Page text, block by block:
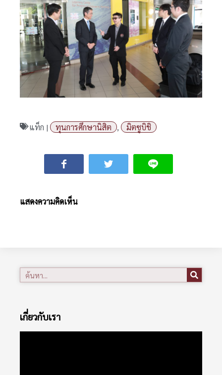
แท็ก | ทุนการศึกษานิสิต , มิตซูบิชิ
แสดงความคิดเห็น
เกี่ยวกับเรา